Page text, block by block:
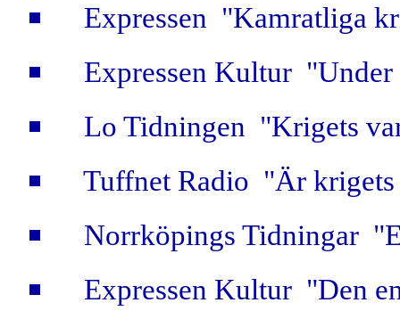
Expressen "Kamratliga
Expressen Kultur "Under
Lo Tidningen "Krigets
Tuffnet Radio "Är krigets
Norrköpings Tidningar
Expressen Kultur "Den